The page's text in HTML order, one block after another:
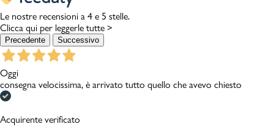
Le nostre recensioni a 4 e 5 stelle.
Clicca qui per leggerle tutte >
Precedente Successivo
Oggi
consegna velocissima, è arrivato tutto quello che avevo chiesto
Acquirente verificato